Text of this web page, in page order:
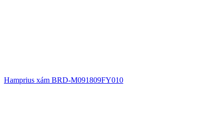
Hamprius xám BRD-M091809FY010